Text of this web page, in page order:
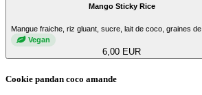
Mango Sticky Rice
Mangue fraiche, riz gluant, sucre, lait de coco, graines de
Vegan
6,00 EUR
Cookie pandan coco amande